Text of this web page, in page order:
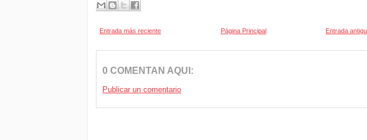
Entrada más reciente Entrada
Página Principal
0 COMENTAN AQUI:
Publicar un comentario